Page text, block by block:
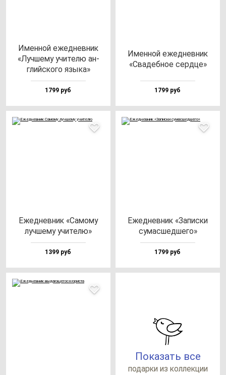
Имен­ной ежед­нев­ник
«Луч­ше­му учи­те­лю ан­
глий­ско­го язы­ка»
1799 руб
Имен­ной ежед­нев­ник
«Сва­деб­ное сер­дце»
1799 руб
Ежед­нев­ник «Само­му
луч­ше­му учи­те­лю»
1399 руб
Ежед­нев­ник «Запис­ки
су­мас­шед­ше­го»
1799 руб
Показать все
по­дар­ки из кол­лек­ции